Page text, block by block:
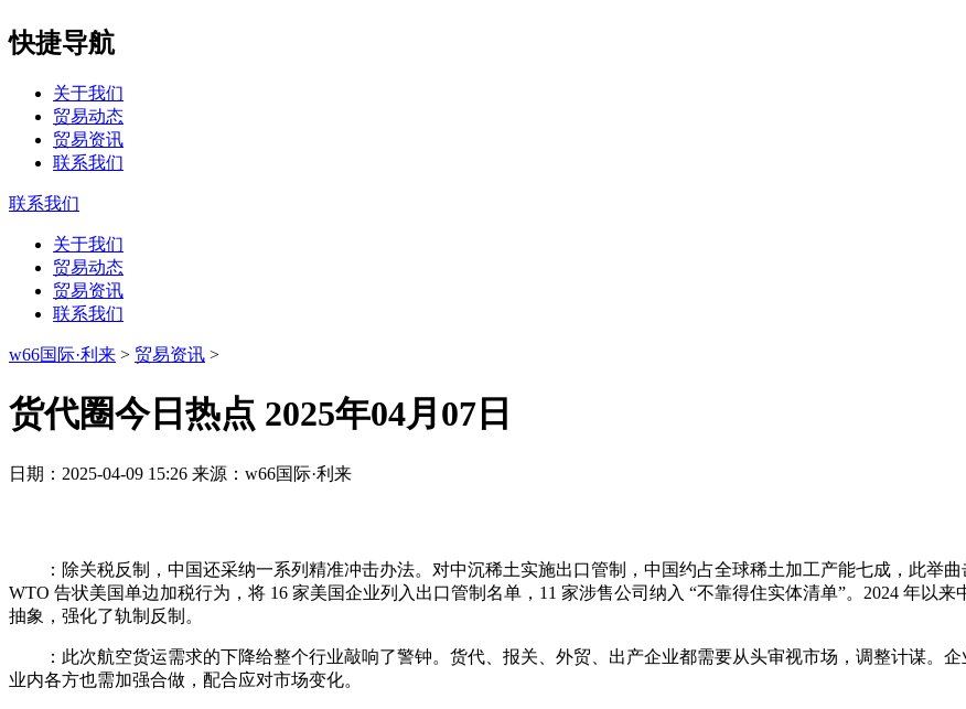
快捷导航
关于我们
贸易动态
贸易资讯
联系我们
联系我们
关于我们
贸易动态
贸易资讯
联系我们
w66国际·利来 > 贸易资讯 >
货代圈今日热点 2025年04月07日
日期：2025-04-09 15:26 来源：w66国际·利来
：除关税反制，中国还采纳一系列精准冲击办法。对中沉稀土实施出口管制，中国约占全球稀土加工产能七成，此举
WTO 告状美国单边加税行为，将 16 家美国企业列入出口管制名单，11 家涉售公司纳入 “不靠得住实体清单”。2024 年以
抽象，强化了轨制反制。
：此次航空货运需求的下降给整个行业敲响了警钟。货代、报关、外贸、出产企业都需要从头审视市场，调整计谋。
业内各方也需加强合做，配合应对市场变化。